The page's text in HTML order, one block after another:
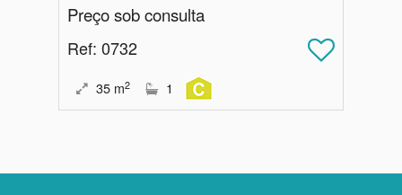
Preço sob consulta
Ref: 0732
35 m2 1